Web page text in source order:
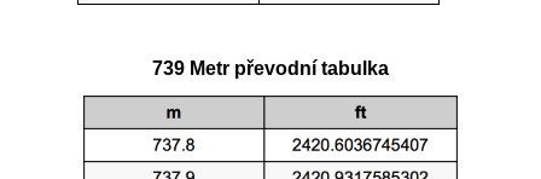
739 Metr převodní tabulka